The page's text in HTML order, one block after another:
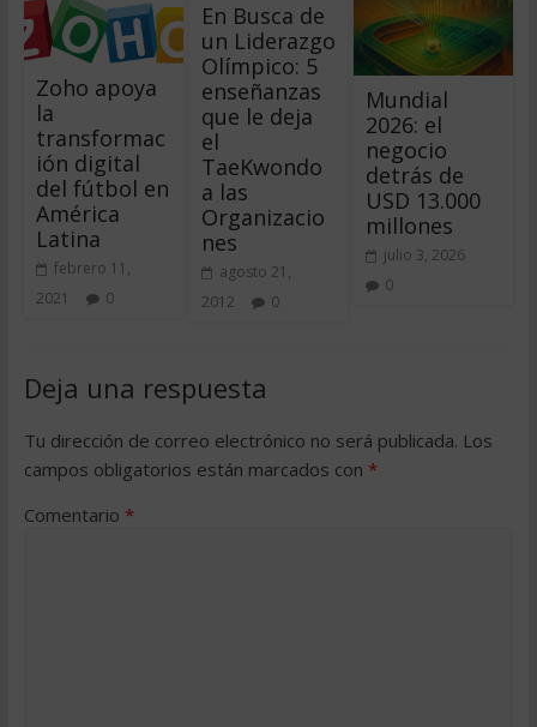
Zoho apoya
la
transformac
ión digital
del fútbol en
América
Latina
febrero 11,
2021
0
En Busca de
un Liderazgo
Olímpico: 5
enseñanzas
que le deja
el
TaeKwondo
a las
Organizacio
nes
agosto 21,
2012
0
Mundial
2026: el
negocio
detrás de
USD 13.000
millones
julio 3, 2026
0
Deja una respuesta
Tu dirección de correo electrónico no será publicada. Los
campos obligatorios están marcados con *
Comentario *